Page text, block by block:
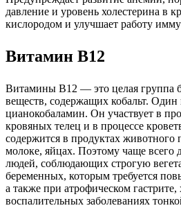
давление и уровень холестерина в
кислородом и улучшает работу
Витамин B12
Витамины B12 — это целая группа
веществ, содержащих кобальт.
цианокобаламин. Он участвует в
кровяных телец и в процессе
содержится в продуктах
молоке, яйцах. Поэтому чаще всего
людей, соблюдающих строгую
беременных, которым требуется
а также при атрофическом
воспалительных заболеваниях